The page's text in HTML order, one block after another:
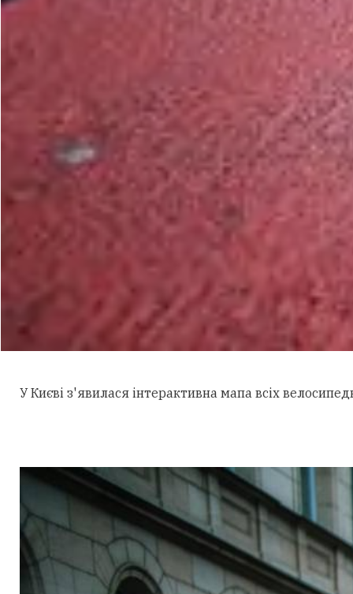
У Києві з'явилася інтерактивна мапа всіх